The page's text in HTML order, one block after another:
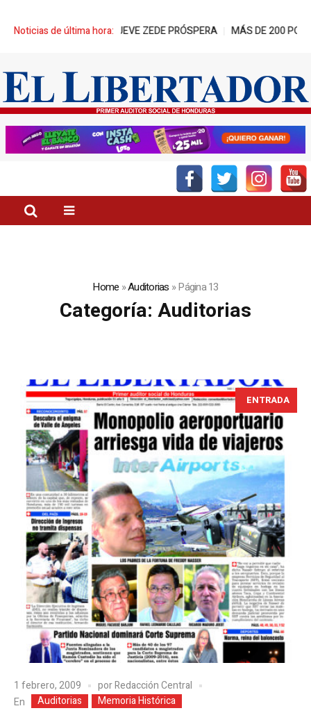
Noticias de última hora:
PROMUEVE ZEDE PRÓSPERA MÁS DE 200 POLICÍAS
Home »Auditorias »Página 13
Categoría: Auditorias
ENTRADA
1 febrero, 2009 porRedacción Central
En
Auditorias Memoria Histórica